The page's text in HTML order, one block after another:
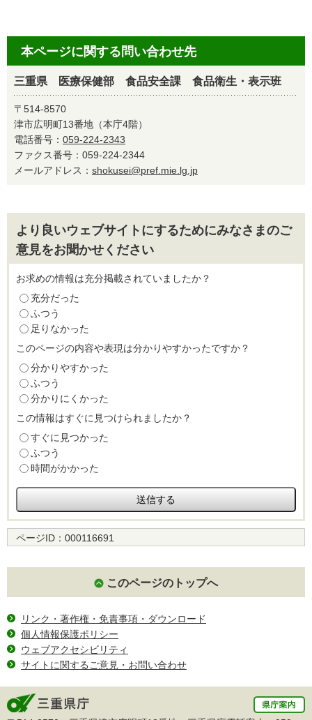
本ページに関する問い合わせ先
三重県 医療保健部 食品安全課 食品衛生・表示班
〒514-8570
津市広明町13番地（本庁4階）
電話番号： 059-224-2343
ファクス番号：059-224-2344
メールアドレス： shokusei@pref.mie.lg.jp
より良いウェブサイトにするためにみなさまのご
意見をお聞かせください
お求めの情報は充分掲載されていましたか？
充分だった
ふつう
足りなかった
このページの内容や表現は分かりやすかったですか？
分かりやすかった
ふつう
分かりにくかった
この情報はすぐに見つけられましたか？
すぐに見つかった
ふつう
時間がかかった
ページID： 000116691
このページのトップへ
リンク・著作権・免責事項・ダウンロード
個人情報保護ポリシー
ウェブアクセシビリティ
サイトに関するご意見・お問い合わせ